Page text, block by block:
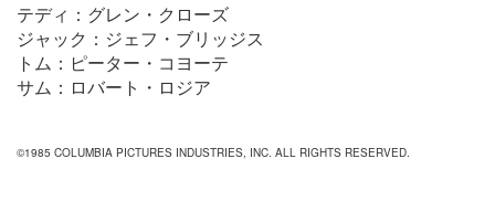
テディ：グレン・クローズ
ジャック：ジェフ・ブリッジス
トム：ピーター・コヨーテ
サム：ロバート・ロジア
©1985 COLUMBIA PICTURES INDUSTRIES, INC. ALL RIGHTS RESERVED.